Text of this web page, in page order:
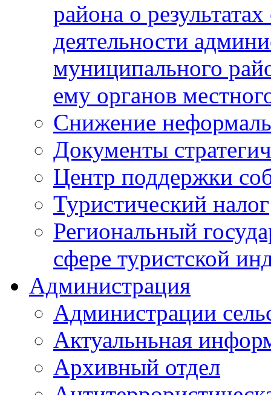
района о
деятельности
муниципального
ему органов
Снижение
Документы
Центр поддержки
Туристический налог
Региональный
сфере туристской
Администрация
Администрации
Актуальньная
Архивный отдел